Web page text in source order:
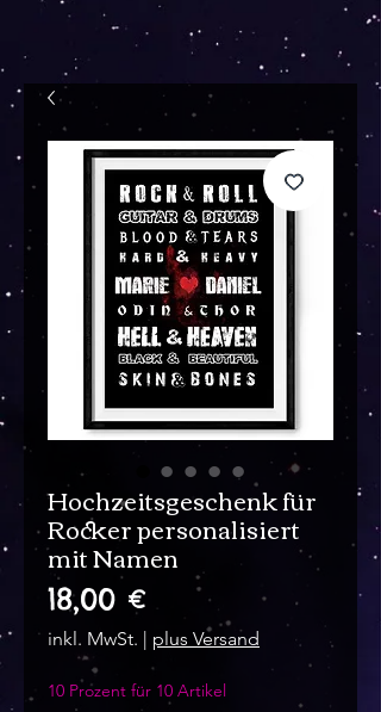
Hochzeitsgeschenk für
Rocker personalisiert
mit Namen
18,00 €Preis
inkl. MwSt. | plus Versand
10 Prozent für 10 Artikel